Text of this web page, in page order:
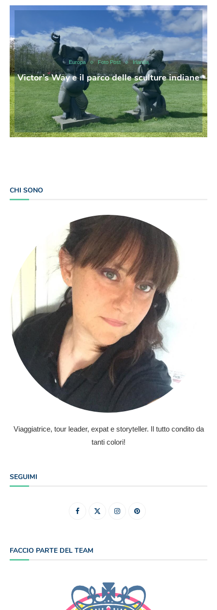
Europa Foto Post Irlanda
Victor’s Way e il parco delle sculture indiane
CHI SONO
Viaggiatrice, tour leader, expat e storyteller. Il tutto condito da
tanti colori!
SEGUIMI
FACCIO PARTE DEL TEAM